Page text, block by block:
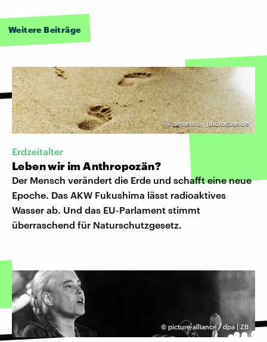
Weitere Beiträge
©semelina | photocase.de
Erdzeitalter
Leben wir im Anthropozän?
Der Mensch verändert die Erde und schafft eine neue
Epoche. Das AKW Fukushima lässt radioaktives
Wasser ab. Und das EU-Parlament stimmt
überraschend für Naturschutzgesetz.
© picture-alliance / dpa | ZB